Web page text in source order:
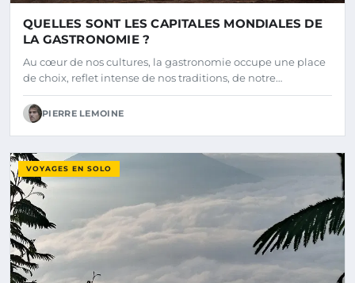
QUELLES SONT LES CAPITALES MONDIALES DE
LA GASTRONOMIE ?
Au cœur de nos cultures, la gastronomie occupe une place
de choix, reflet intense de nos traditions, de notre…
PIERRE LEMOINE
VOYAGES EN SOLO